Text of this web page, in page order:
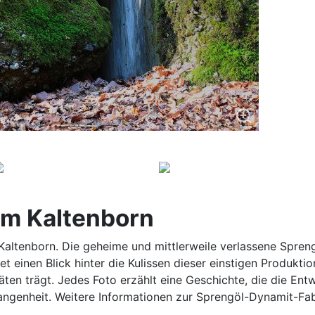
Kaltenborn
Die geheime und mittlerweile verlassene
einen Blick hinter die Kulissen dieser einstigen
trägt. Jedes Foto erzählt eine Geschichte, die die
Weitere Informationen zur Sprengöl-Dynamit-